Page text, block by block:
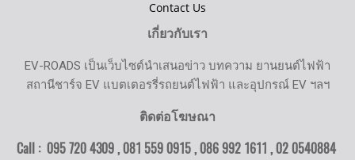
Contact Us
เกี่ยวกับเรา
EV-ROADS เป็นเว็บไซต์นำเสนอข่าว บทความ ยานยนต์ไฟฟ้า
สถานีชาร์จ EV แบตเตอรรี่รถยนต์ไฟฟ้า และอุปกรณ์ EV ฯลฯ
ติดต่อโฆษณา
Call : 095 720 4309 , 081 559 0915 , 086 992 1611 ,02 0540884